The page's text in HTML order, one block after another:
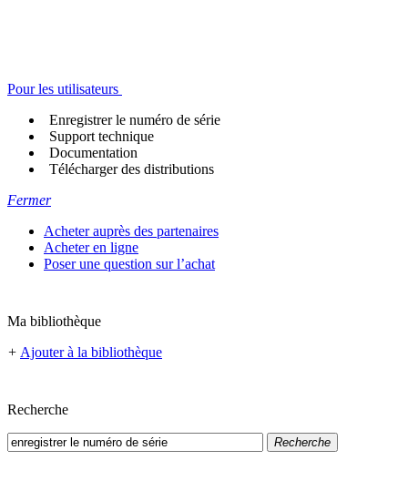
Pour les utilisateurs
Enregistrer le numéro de série
Support technique
Documentation
Télécharger des distributions
Fermer
Acheter auprès des partenaires
Acheter en ligne
Poser une question sur l’achat
Ma bibliothèque
+ Ajouter à la bibliothèque
Recherche
Recherche